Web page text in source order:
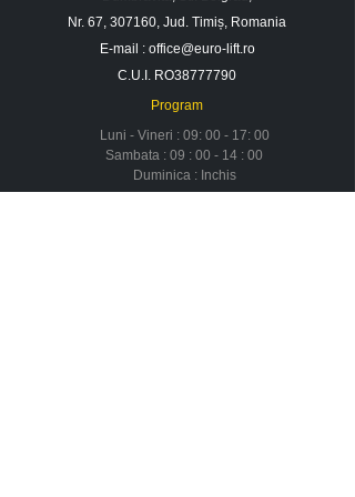
Nr. 67, 307160, Jud. Timiș, Romania
E-mail : office@euro-lift.ro
C.U.I. RO38777790
Program
Luni - Vineri : 09: 00 - 17: 00
Sambata : 09 : 00 - 14 : 00
Duminica : Inchis